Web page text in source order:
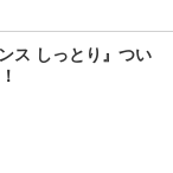
ス しっとり』つい